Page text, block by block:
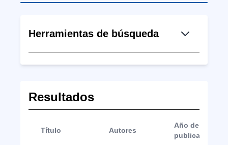
Herramientas de búsqueda
Resultados
Título Autores
Año de
publicación